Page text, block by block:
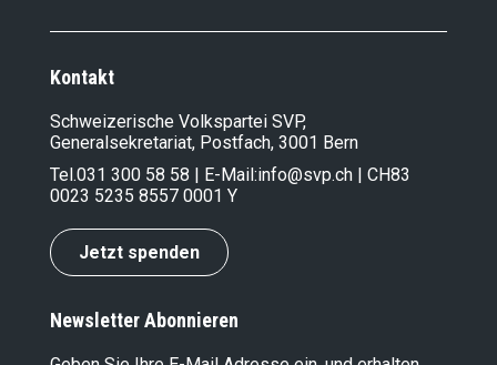
Kontakt
Schweizerische Volkspartei SVP,
Generalsekretariat, Postfach, 3001 Bern
Tel.031 300 58 58 | E-Mail:info@svp.ch | CH83
0023 5235 8557 0001 Y
Jetzt spenden
Newsletter Abonnieren